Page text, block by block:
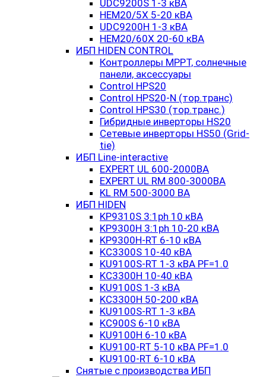
UDC9200S 1-3 кВА
HEM20/5X 5-20 кВА
UDC9200H 1-3 кВА
HEM20/60X 20-60 кВА
ИБП HIDEN CONTROL
Контроллеры MPPT, солнечные
панели, аксессуары
Control HPS20
Control HPS20-N (тор.транс)
Control HPS30 (тор.транс.)
Гибридные инверторы HS20
Сетевые инверторы HS50 (Grid-
tie)
ИБП Line-interactive
EXPERT UL 600-2000ВА
EXPERT UL RM 800-3000ВА
KL RM 500-3000 ВА
ИБП HIDEN
KP9310S 3:1ph 10 кВА
KP9300H 3:1ph 10-20 кВА
KP9300H-RT 6-10 кВА
KC3300S 10-40 кВА
KU9100S-RT 1-3 кВА PF=1.0
KC3300H 10-40 кВА
KU9100S 1-3 кВА
KC3300H 50-200 кВА
KU9100S-RT 1-3 кВА
KC900S 6-10 кВА
KU9100H 6-10 кВА
KU9100-RT 5-10 кВА PF=1.0
KU9100-RT 6-10 кВА
Снятые с производства ИБП